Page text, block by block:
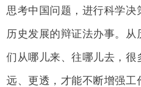
思考中国问题，进行科学
历史发展的辩证法办事。
们从哪儿来、往哪儿去，很
远、更透，才能不断增强工